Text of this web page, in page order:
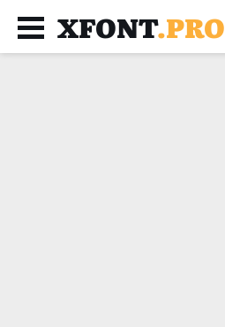
XFONT.PRO